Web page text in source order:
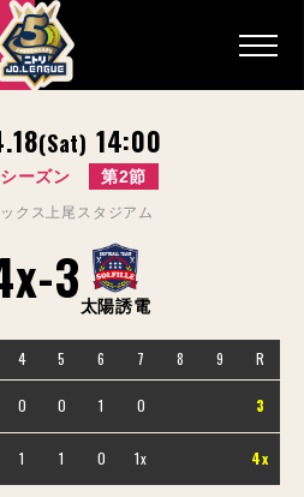
(Sat) 14:00
ーズン 第2節
クス上尾スタジアム
-3太陽誘電
4 5 6 7 8 9 R
0 0 1 0 3
1 1 0 1x 4x